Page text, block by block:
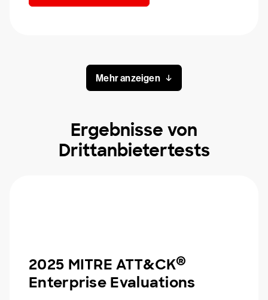
Mehr anzeigen
Ergebnisse von
Drittanbietertests
2025 MITRE ATT&CK®
Enterprise Evaluations